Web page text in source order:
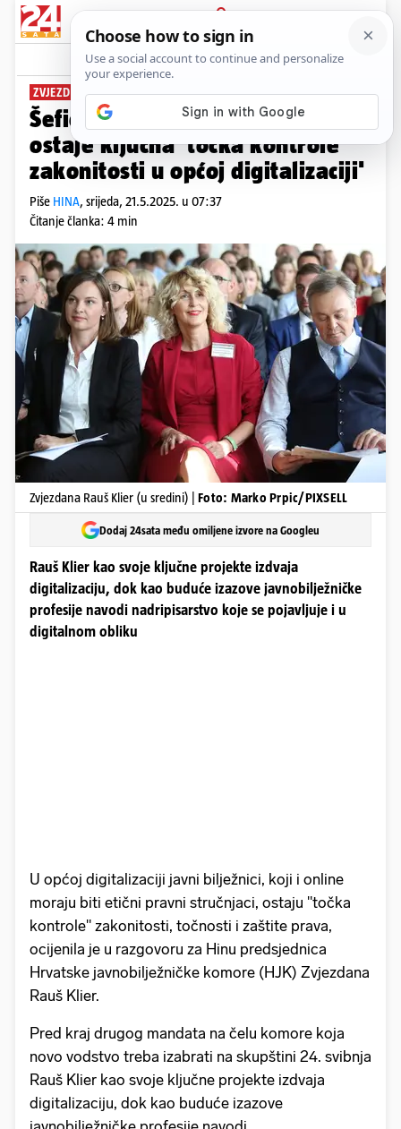
PRIJAVA
News Komentari
ZVJEZDANA RAUŠ KLIER
Šefica HJK-a: 'Javni bilježnik
ostaje ključna 'točka kontrole'
zakonitosti u općoj digitalizaciji'
Piše HINA, srijeda, 21.5.2025. u 07:37
Čitanje članka: 4 min
Zvjezdana Rauš Klier (u sredini) | Foto: Marko Prpic/PIXSELL
Dodaj 24sata među omiljene izvore na Googleu
Rauš Klier kao svoje ključne projekte izdvaja
digitalizaciju, dok kao buduće izazove javnobilježničke
profesije navodi nadripisarstvo koje se pojavljuje i u
digitalnom obliku
U općoj digitalizaciji javni bilježnici, koji i online
moraju biti etični pravni stručnjaci, ostaju "točka
kontrole" zakonitosti, točnosti i zaštite prava,
ocijenila je u razgovoru za Hinu predsjednica
Hrvatske javnobilježničke komore (HJK) Zvjezdana
Rauš Klier.
Pred kraj drugog mandata na čelu komore koja
novo vodstvo treba izabrati na skupštini 24. svibnja
Rauš Klier kao svoje ključne projekte izdvaja
digitalizaciju, dok kao buduće izazove